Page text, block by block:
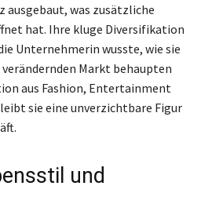
ausgebaut, was zusätzliche
hat. Ihre kluge Diversifikation
Unternehmerin wusste, wie sie
Markt behaupten
aus Fashion, Entertainment
sie eine unverzichtbare Figur
und